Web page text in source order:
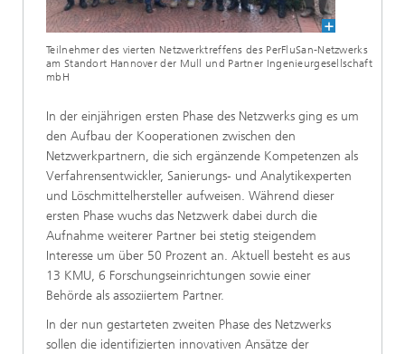
Teilnehmer des vierten Netzwerktreffens des PerFluSan-Netzwerks
am Standort Hannover der Mull und Partner Ingenieurgesellschaft
mbH
In der einjährigen ersten Phase des Netzwerks ging es um
den Aufbau der Kooperationen zwischen den
Netzwerkpartnern, die sich ergänzende Kompetenzen als
Verfahrensentwickler, Sanierungs‑ und Analytikexperten
und Löschmittelhersteller aufweisen. Während dieser
ersten Phase wuchs das Netzwerk dabei durch die
Aufnahme weiterer Partner bei stetig steigendem
Interesse um über 50 Prozent an. Aktuell besteht es aus
13 KMU, 6 Forschungseinrichtungen sowie einer
Behörde als assoziiertem Partner.
In der nun gestarteten zweiten Phase des Netzwerks
sollen die identifizierten innovativen Ansätze der